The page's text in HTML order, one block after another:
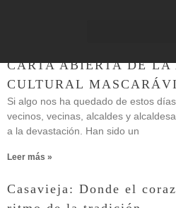
CARTA ABIERTA DE LA
CULTURAL
Si algo nos ha quedado de estos
vecinos, vecinas, alcaldes y
a la devastación. Han sido un
Leer más »
Casavieja: Donde el